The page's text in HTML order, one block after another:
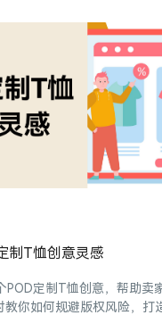
制T恤创意灵感
POD定制T恤创意，帮助卖
教你如何规避版权风险，打